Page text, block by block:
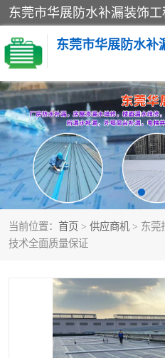
当前位置： 首页 > 供应商机 > 东莞
技术全面质量保证
楼面防水补漏
阳台卫生间防水补漏
金属房搭建及补漏